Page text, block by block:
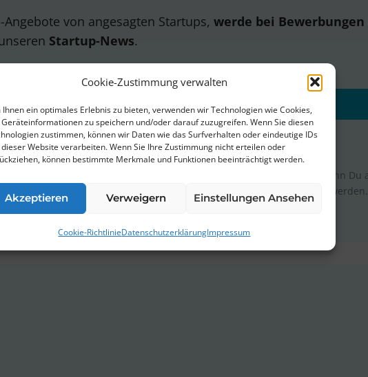
Cookie-Zustimmung verwalten
Ihnen ein optimales Erlebnis zu bieten, verwenden wir Technologien wie Cookies,
Geräteinformationen zu speichern und/oder darauf zuzugreifen. Wenn Sie diesen
zustimmen, können wir Daten wie das Surfverhalten oder eindeutige IDs
Website verarbeiten. Wenn Sie Ihre Zustimmung nicht erteilen oder
können bestimmte Merkmale und Funktionen beeinträchtigt werden.
Akzeptieren Verweigern Einstellungen Ansehen
Cookie-RichtlinieDatenschutzerklärungImpressum
von angesagten Startups, werde bei
Startup-News.
von ThinkStartup zu.
Wir verwenden Mailchimp als unsere Marketingplattform. Wenn Du
dass deine Daten zur Verarbeitung an MailChimp übermittelt werden.
Infos findest Du in unsererDatenschutzerklärung .